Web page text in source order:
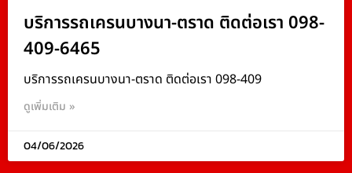
บริการรถเครนบางนา-ตราด ติดต่อเรา 098-
409-6465
บริการรถเครนบางนา-ตราด ติดต่อเรา 098-409
ดูเพิ่มเติม »
04/06/2026